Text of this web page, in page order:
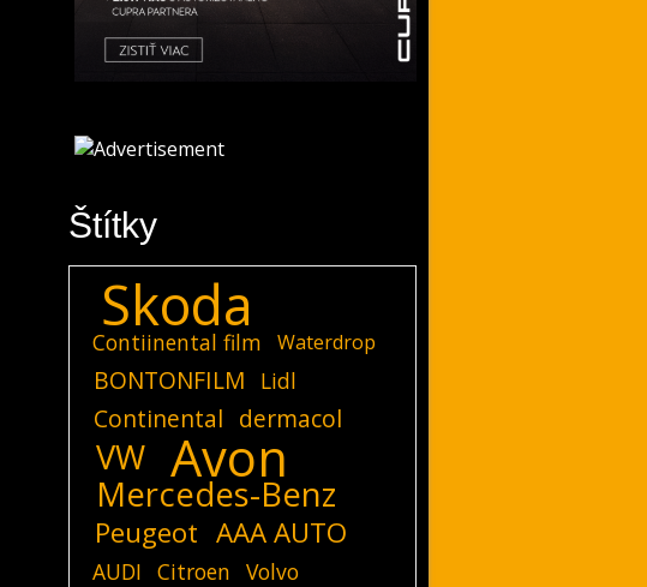
Štítky
Skoda
Contiinental film Waterdrop
BONTONFILM Lidl
Continental dermacol
VW Avon
Mercedes-Benz
Peugeot AAA AUTO
AUDI Citroen Volvo